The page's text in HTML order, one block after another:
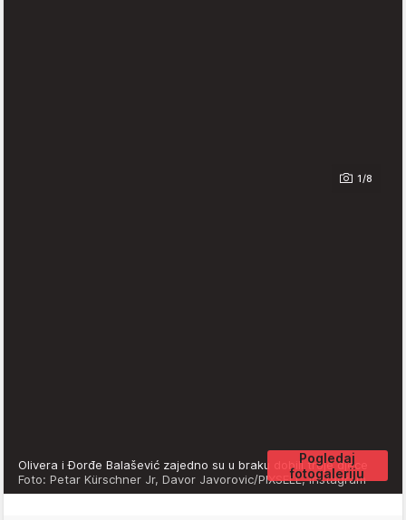
1/8
Pogledaj
fotogaleriju
Olivera i Đorđe Balašević zajedno su u braku dobili troje djece
Foto: Petar Kürschner Jr, Davor Javorovic/PIXSELL, Instagram